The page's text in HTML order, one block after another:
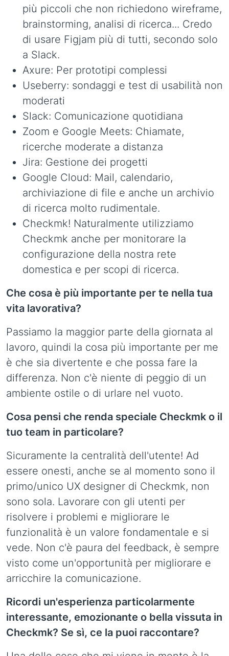
più piccoli che non richiedono wireframe,
brainstorming, analisi di ricerca... Credo
di usare Figjam più di tutti, secondo solo
a Slack.
Axure: Per prototipi complessi
Useberry: sondaggi e test di usabilità non
moderati
Slack: Comunicazione quotidiana
Zoom e Google Meets: Chiamate,
ricerche moderate a distanza
Jira: Gestione dei progetti
Google Cloud: Mail, calendario,
archiviazione di file e anche un archivio
di ricerca molto rudimentale.
Checkmk! Naturalmente utilizziamo
Checkmk anche per monitorare la
configurazione della nostra rete
domestica e per scopi di ricerca.
Che cosa è più importante per te nella tua
vita lavorativa?
Passiamo la maggior parte della giornata al
lavoro, quindi la cosa più importante per me
è che sia divertente e che possa fare la
differenza. Non c'è niente di peggio di un
ambiente ostile o di urlare nel vuoto.
Cosa pensi che renda speciale Checkmk o il
tuo team in particolare?
Sicuramente la centralità dell'utente! Ad
essere onesti, anche se al momento sono il
primo/unico UX designer di Checkmk, non
sono sola. Lavorare con gli utenti per
risolvere i problemi e migliorare le
funzionalità è un valore fondamentale e si
vede. Non c'è paura del feedback, è sempre
visto come un'opportunità per migliorare e
arricchire la comunicazione.
Ricordi un'esperienza particolarmente
interessante, emozionante o bella vissuta in
Checkmk? Se sì, ce la puoi raccontare?